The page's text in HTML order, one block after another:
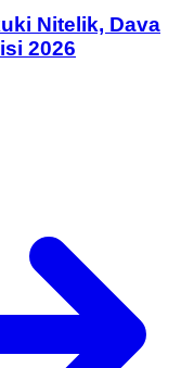
Nitelik, Dava
2026